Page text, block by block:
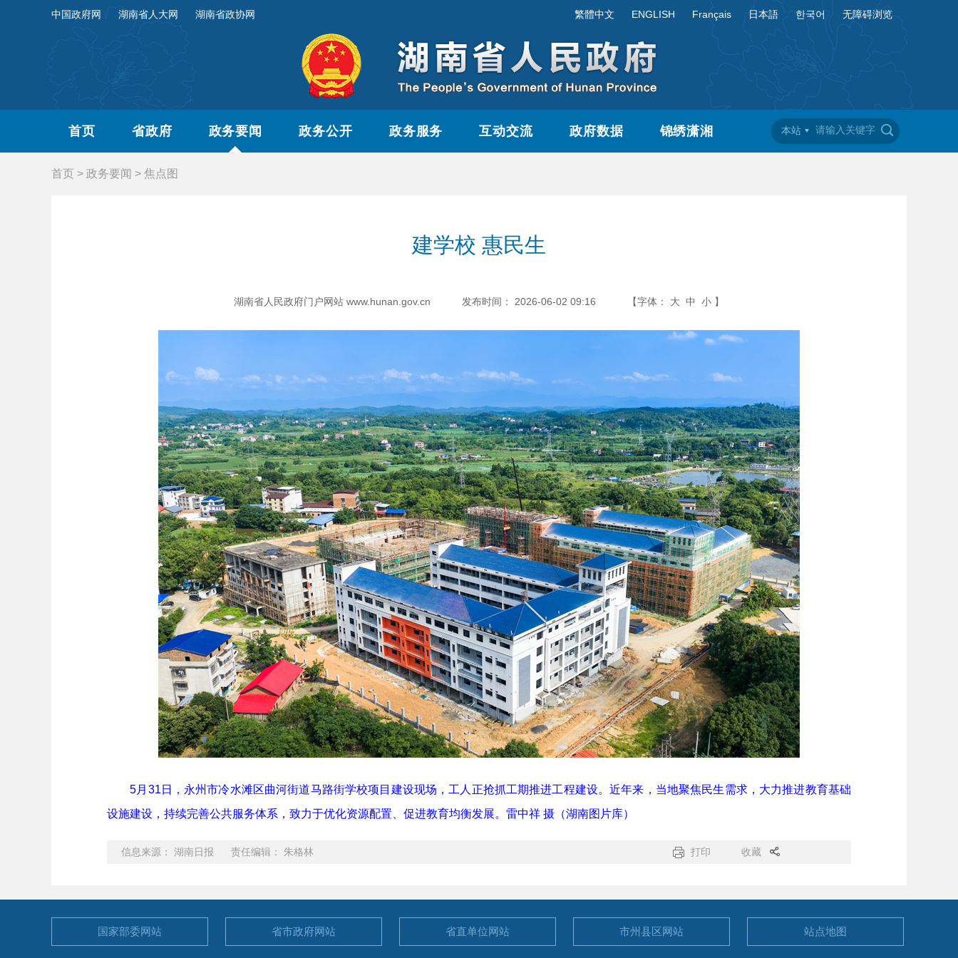
中国政府网 湖南省人大网 湖南省政协网 繁體中文 ENGLISH Français 日本語 한국어 无障碍浏览
首页 省政府 政务要闻 政务公开 政务服务 互动交流 政府数据 锦绣潇湘 本站
首页 > 政务要闻 > 焦点图
建学校 惠民生
湖南省人民政府门户网站 www.hunan.gov.cn 发布时间： 2026-06-02 09:16 【字体： 大 中 小 】
5月31日，永州市冷水滩区曲河街道马路街学校项目建设现场，工人正抢抓工期推进工程建设。近年来，当地聚焦民生需求，大力推进教育基础
设施建设，持续完善公共服务体系，致力于优化资源配置、促进教育均衡发展。雷中祥 摄（湖南图片库）
信息来源： 湖南日报 责任编辑： 朱格林 打印 收藏
国家部委网站 省市政府网站 省直单位网站 市州县区网站 站点地图